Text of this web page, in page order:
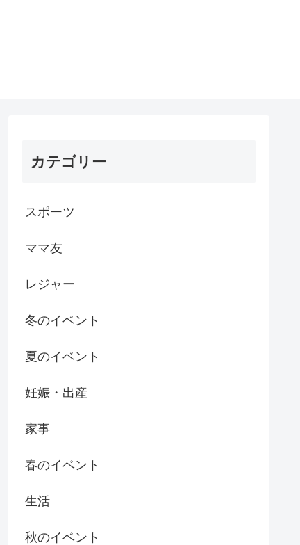
カテゴリー
スポーツ
ママ友
レジャー
冬のイベント
夏のイベント
妊娠・出産
家事
春のイベント
生活
秋のイベント